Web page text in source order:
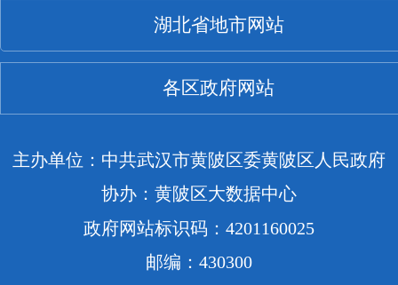
湖北省地市网站
各区政府网站
主办单位：中共武汉市黄陂区委黄陂区人民政府
协办：黄陂区大数据中心
政府网站标识码：4201160025
邮编：430300